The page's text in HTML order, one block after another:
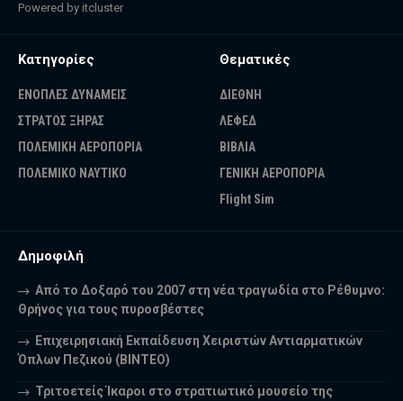
Powered by itcluster
Κατηγορίες
ΕΝΟΠΛΕΣ ΔΥΝΑΜΕΙΣ
ΣΤΡΑΤΟΣ ΞΗΡΑΣ
ΠΟΛΕΜΙΚΗ ΑΕΡΟΠΟΡΙΑ
ΠΟΛΕΜΙΚΟ ΝΑΥΤΙΚΟ
Θεματικές
ΔΙΕΘΝΗ
ΛΕΦΕΔ
ΒΙΒΛΙΑ
ΓΕΝΙΚΗ ΑΕΡΟΠΟΡΙΑ
Flight Sim
Δημοφιλή
Από το Δοξαρό του 2007 στη νέα τραγωδία στο Ρέθυμνο:
Θρήνος για τους πυροσβέστες
Επιχειρησιακή Εκπαίδευση Χειριστών Αντιαρματικών
Όπλων Πεζικού (ΒΙΝΤΕΟ)
Τριτοετείς Ίκαροι στο στρατιωτικό μουσείο της